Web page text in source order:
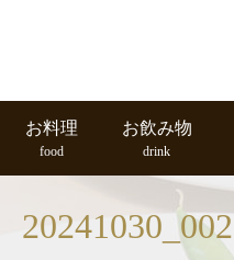
お料理
food
お飲み物
drink
20241030_002